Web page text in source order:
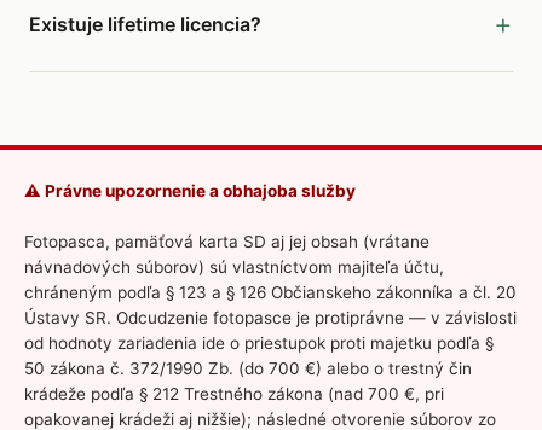
Existuje lifetime licencia?
⚠️ Právne upozornenie a obhajoba služby
Fotopasca, pamäťová karta SD aj jej obsah (vrátane
návnadových súborov) sú vlastníctvom majiteľa účtu,
chráneným podľa § 123 a § 126 Občianskeho zákonníka a čl. 20
Ústavy SR. Odcudzenie fotopasce je protiprávne — v závislosti
od hodnoty zariadenia ide o priestupok proti majetku podľa §
50 zákona č. 372/1990 Zb. (do 700 €) alebo o trestný čin
krádeže podľa § 212 Trestného zákona (nad 700 €, pri
opakovanej krádeži aj nižšie); následné otvorenie súborov zo